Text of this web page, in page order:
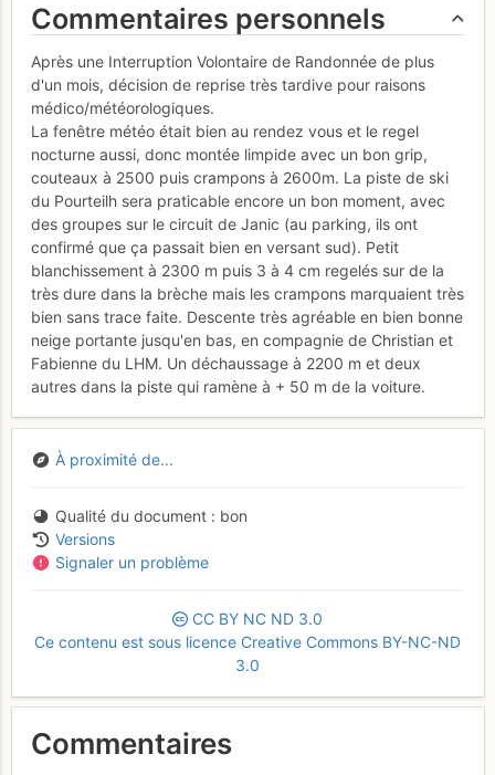
Commentaires personnels
Après une Interruption Volontaire de Randonnée de plus
d'un mois, décision de reprise très tardive pour raisons
médico/météorologiques.
La fenêtre météo était bien au rendez vous et le regel
nocturne aussi, donc montée limpide avec un bon grip,
couteaux à 2500 puis crampons à 2600m. La piste de ski
du Pourteilh sera praticable encore un bon moment, avec
des groupes sur le circuit de Janic (au parking, ils ont
confirmé que ça passait bien en versant sud). Petit
blanchissement à 2300 m puis 3 à 4 cm regelés sur de la
très dure dans la brèche mais les crampons marquaient très
bien sans trace faite. Descente très agréable en bien bonne
neige portante jusqu'en bas, en compagnie de Christian et
Fabienne du LHM. Un déchaussage à 2200 m et deux
autres dans la piste qui ramène à + 50 m de la voiture.
À proximité de...
Qualité du document
bon
Versions
Signaler un problème
CC BY NC ND 3.0
Ce contenu est sous licence Creative Commons BY-NC-ND
3.0
Commentaires